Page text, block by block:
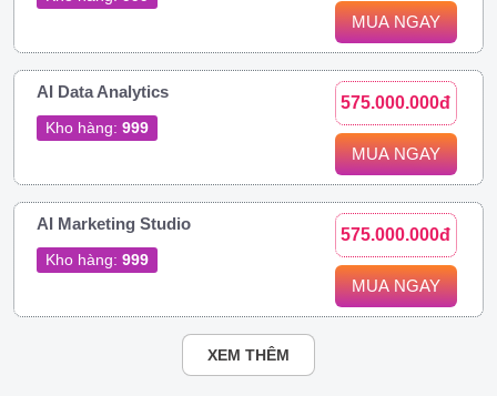
MUA NGAY
AI Data Analytics
Kho hàng: 999
575.000.000đ
MUA NGAY
AI Marketing Studio
Kho hàng: 999
575.000.000đ
MUA NGAY
XEM THÊM